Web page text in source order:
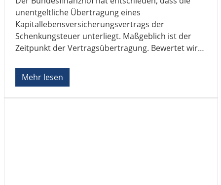
unentgeltliche Übertragung eines
Kapitallebensversicherungsvertrags der
Schenkungsteuer unterliegt. Maßgeblich ist der
Zeitpunkt der Vertragsübertragung. Bewertet wird
Mehr lesen